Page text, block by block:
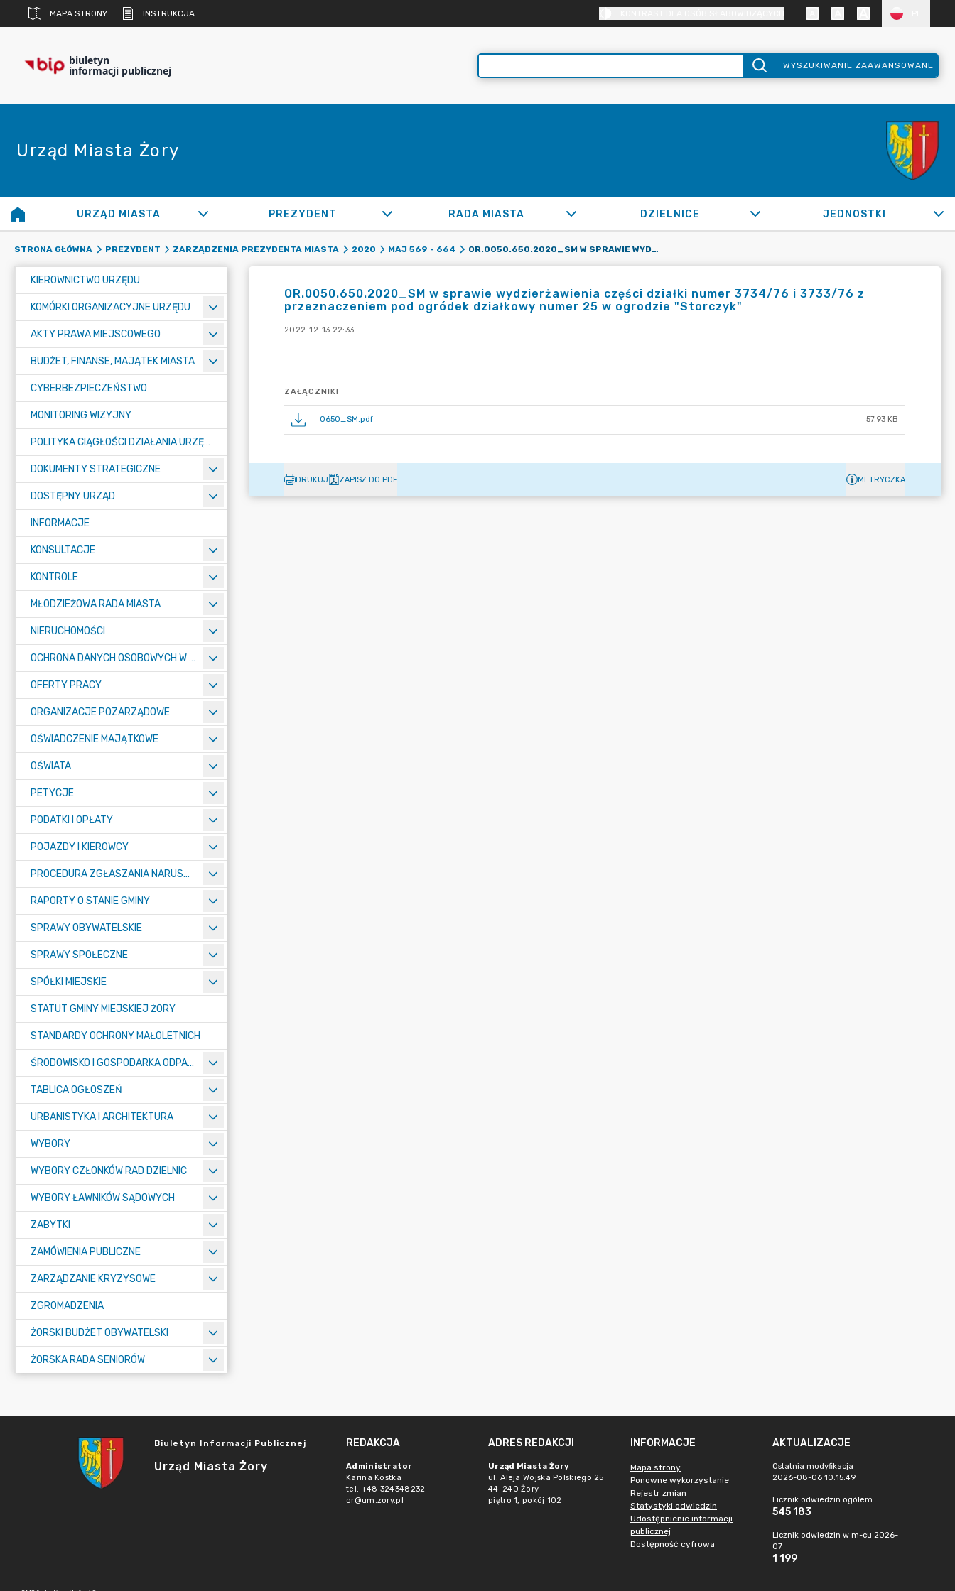
MAPA STRONY INSTRUKCJA
biuletyn
informacji publicznej WYSZUKIWANIE ZAAWANSOWANE
Urząd Miasta Żory
URZĄD MIASTA PREZYDENT RADA MIASTA DZIELNICE JEDNOSTKI
STRONA GŁÓWNA PREZYDENT ZARZĄDZENIA PREZYDENTA MIASTA 2020 MAJ 569 - 664 OR.0050.650.2020_SM W SPRAWIE WYDZIERŻAWIENIA CZĘŚCI DZIAŁKI NUMER 3734/76 I 3733/76 Z PRZEZNACZENIEM POD OGRÓDEK DZIAŁKOWY NUMER 25 W OGRODZIE "STORCZYK"
KIEROWNICTWO URZĘDU
KOMÓRKI ORGANIZACYJNE URZĘDU
AKTY PRAWA MIEJSCOWEGO
BUDŻET, FINANSE, MAJĄTEK MIASTA
CYBERBEZPIECZEŃSTWO
MONITORING WIZYJNY
POLITYKA CIĄGŁOŚCI DZIAŁANIA URZĘDU MIASTA ŻORY
DOKUMENTY STRATEGICZNE
DOSTĘPNY URZĄD
INFORMACJE
KONSULTACJE
KONTROLE
MŁODZIEŻOWA RADA MIASTA
NIERUCHOMOŚCI
OCHRONA DANYCH OSOBOWYCH W URZĘDZIE MIASTA ŻORY - RODO
OFERTY PRACY
ORGANIZACJE POZARZĄDOWE
OŚWIADCZENIE MAJĄTKOWE
OŚWIATA
PETYCJE
PODATKI I OPŁATY
POJAZDY I KIEROWCY
PROCEDURA ZGŁASZANIA NARUSZEŃ PRAWA
RAPORTY O STANIE GMINY
SPRAWY OBYWATELSKIE
SPRAWY SPOŁECZNE
SPÓŁKI MIEJSKIE
STATUT GMINY MIEJSKIEJ ŻORY
STANDARDY OCHRONY MAŁOLETNICH
ŚRODOWISKO I GOSPODARKA ODPADAMI
TABLICA OGŁOSZEŃ
URBANISTYKA I ARCHITEKTURA
WYBORY
WYBORY CZŁONKÓW RAD DZIELNIC
WYBORY ŁAWNIKÓW SĄDOWYCH
ZABYTKI
ZAMÓWIENIA PUBLICZNE
ZARZĄDZANIE KRYZYSOWE
ZGROMADZENIA
ŻORSKI BUDŻET OBYWATELSKI
ŻORSKA RADA SENIORÓW
OR.0050.650.2020_SM w sprawie wydzierżawienia części działki numer 3734/76 i 3733/76 z
przeznaczeniem pod ogródek działkowy numer 25 w ogrodzie "Storczyk"
2022-12-13 22:33
ZAŁĄCZNIKI
0650_SM.pdf 57.93 KB
DRUKUJ ZAPISZ DO PDF METRYCZKA
Biuletyn Informacji Publicznej
Urząd Miasta Żory
REDAKCJA
Administrator
Karina Kostka
tel. +48 324348232
or@um.zory.pl
ADRES REDAKCJI
Urząd Miasta Żory
ul. Aleja Wojska Polskiego 25
44-240 Żory
piętro 1, pokój 102
INFORMACJE
Mapa strony
Ponowne wykorzystanie
Rejestr zmian
Statystyki odwiedzin
Udostępnienie informacji
publicznej
Dostępność cyfrowa
AKTUALIZACJE
Ostatnia modyfikacja
2026-08-06 10:15:49
Licznik odwiedzin ogółem
545 183
Licznik odwiedzin w m-cu 2026-
07
1 199